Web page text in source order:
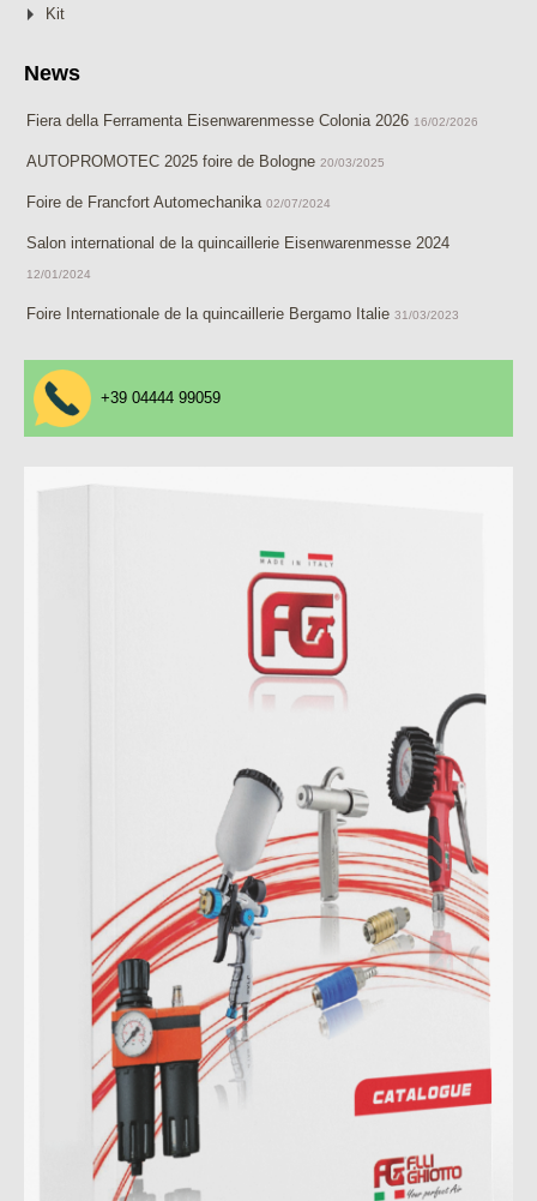
Kit
News
Fiera della Ferramenta Eisenwarenmesse Colonia 2026 16/02/2026
AUTOPROMOTEC 2025 foire de Bologne 20/03/2025
Foire de Francfort Automechanika 02/07/2024
Salon international de la quincaillerie Eisenwarenmesse 2024
12/01/2024
Foire Internationale de la quincaillerie Bergamo Italie 31/03/2023
+39 04444 99059